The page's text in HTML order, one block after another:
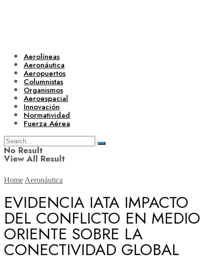
Aerolíneas
Aeronáutica
Aeropuertos
Columnistas
Organismos
Aeroespacial
Innovación
Normatividad
Fuerza Aérea
No Result
View All Result
Aerolíneas
Aeronáutica
Home Aeronáutica
EVIDENCIA IATA IMPACTO
DEL CONFLICTO EN MEDIO
ORIENTE SOBRE LA
CONECTIVIDAD GLOBAL